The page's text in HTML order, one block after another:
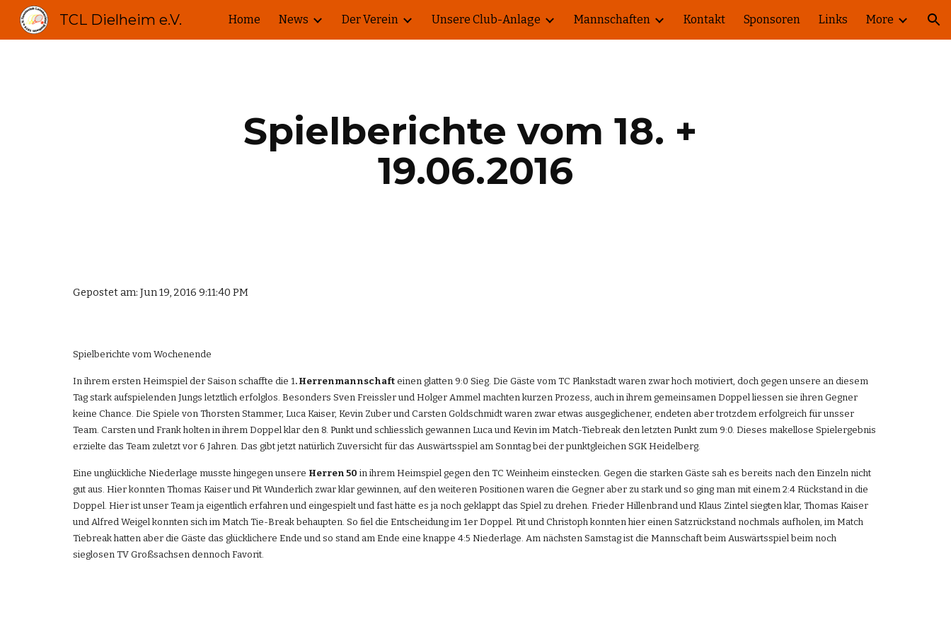
Skip to main content Skip to navigation
TCL Dielheim e.V. Home News Der Verein Unsere Club-Anlage Mannschaften Kontakt Sponsoren Links More
Spielberichte vom 18. +
19.06.2016
Gepostet am: Jun 19, 2016 9:11:40 PM
Spielberichte vom Wochenende
In ihrem ersten Heimspiel der Saison schaffte die 1. Herrenmannschaft einen glatten 9:0 Sieg. Die Gäste vom TC Plankstadt waren zwar hoch motiviert, doch gegen unsere an diesem
Tag stark aufspielenden Jungs letztlich erfolglos. Besonders Sven Freissler und Holger Ammel machten kurzen Prozess, auch in ihrem gemeinsamen Doppel liessen sie ihren Gegner
keine Chance. Die Spiele von Thorsten Stammer, Luca Kaiser, Kevin Zuber und Carsten Goldschmidt waren zwar etwas ausgeglichener, endeten aber trotzdem erfolgreich für unsser
Team. Carsten und Frank holten in ihrem Doppel klar den 8. Punkt und schliesslich gewannen Luca und Kevin im Match-Tiebreak den letzten Punkt zum 9:0. Dieses makellose Spielergebnis
erzielte das Team zuletzt vor 6 Jahren. Das gibt jetzt natürlich Zuversicht für das Auswärtsspiel am Sonntag bei der punktgleichen SGK Heidelberg.
Eine unglückliche Niederlage musste hingegen unsere Herren 50 in ihrem Heimspiel gegen den TC Weinheim einstecken. Gegen die starken Gäste sah es bereits nach den Einzeln nicht
gut aus. Hier konnten Thomas Kaiser und Pit Wunderlich zwar klar gewinnen, auf den weiteren Positionen waren die Gegner aber zu stark und so ging man mit einem 2:4 Rückstand in die
Doppel. Hier ist unser Team ja eigentlich erfahren und eingespielt und fast hätte es ja noch geklappt das Spiel zu drehen. Frieder Hillenbrand und Klaus Zintel siegten klar, Thomas Kaiser
und Alfred Weigel konnten sich im Match Tie-Break behaupten. So fiel die Entscheidung im 1er Doppel. Pit und Christoph konnten hier einen Satzrückstand nochmals aufholen, im Match
Tiebreak hatten aber die Gäste das glücklichere Ende und so stand am Ende eine knappe 4:5 Niederlage. Am nächsten Samstag ist die Mannschaft beim Auswärtsspiel beim noch
sieglosen TV Großsachsen dennoch Favorit.